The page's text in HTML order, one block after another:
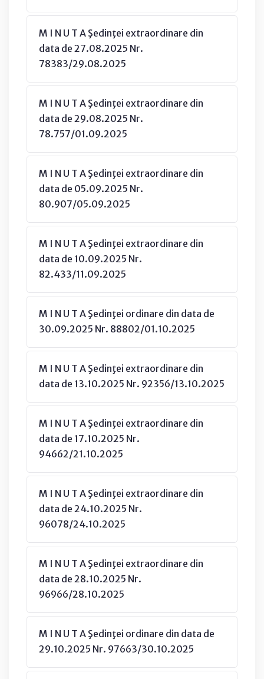
M I N U T A Şedinţei extraordinare din
data de 27.08.2025 Nr.
78383/29.08.2025
M I N U T A Şedinţei extraordinare din
data de 29.08.2025 Nr.
78.757/01.09.2025
M I N U T A Şedinţei extraordinare din
data de 05.09.2025 Nr.
80.907/05.09.2025
M I N U T A Şedinţei extraordinare din
data de 10.09.2025 Nr.
82.433/11.09.2025
M I N U T A Şedinţei ordinare din data de
30.09.2025 Nr. 88802/01.10.2025
M I N U T A Şedinţei extraordinare din
data de 13.10.2025 Nr. 92356/13.10.2025
M I N U T A Şedinţei extraordinare din
data de 17.10.2025 Nr.
94662/21.10.2025
M I N U T A Şedinţei extraordinare din
data de 24.10.2025 Nr.
96078/24.10.2025
M I N U T A Şedinţei extraordinare din
data de 28.10.2025 Nr.
96966/28.10.2025
M I N U T A Şedinţei ordinare din data de
29.10.2025 Nr. 97663/30.10.2025